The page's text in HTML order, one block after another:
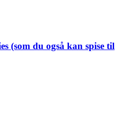
(som du også kan spise til